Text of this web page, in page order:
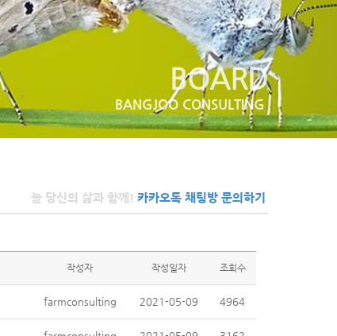
BOARD
BANGJOO CONSULTING
늘 당신의 삶과 함께! 카카오톡 채팅방 문의하기
작성자 작성일자 조회수
farmconsulting 2021-05-09 4964